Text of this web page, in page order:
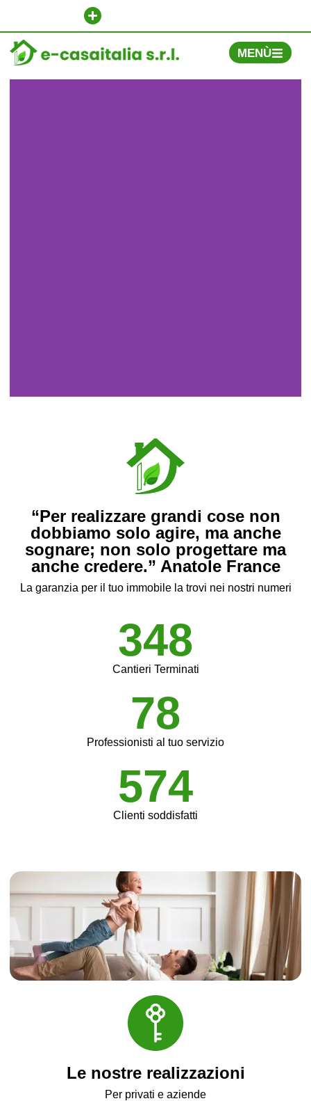
MENÙ
“Per realizzare grandi cose non
dobbiamo solo agire, ma anche
sognare; non solo progettare ma
anche credere.” Anatole France
La garanzia per il tuo immobile la trovi nei nostri numeri
Cantieri Terminati
348
Professionisti al tuo servizio
78
Clienti soddisfatti
574
Le nostre realizzazioni
Per privati e aziende